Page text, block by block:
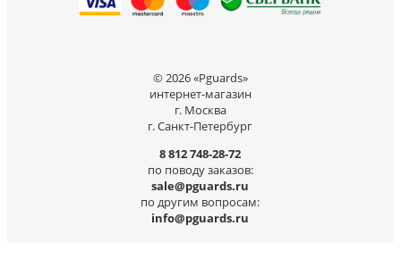
© 2026 «Pguards»
интернет-магазин
г. Москва
г. Санкт-Петербург
8 812 748-28-72
по поводу заказов:
sale@pguards.ru
по другим вопросам:
info@pguards.ru